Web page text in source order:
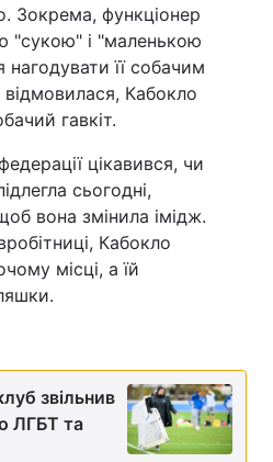
Зокрема, функціонер
"сукою" і "маленькою
її собачим
Кабокло
гавкіт.
цікавився, чи
сьогодні,
вона змінила імідж.
Кабокло
місці, а їй
звільнив
ЛГБТ та